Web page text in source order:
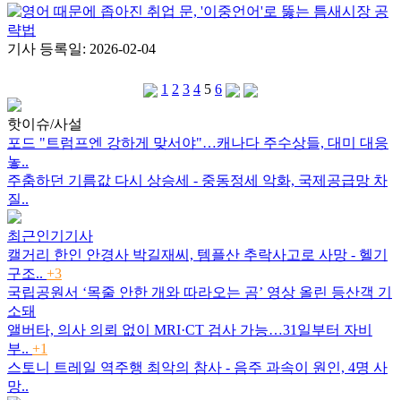
영어 때문에 좁아진 취업 문, '이중언어'로 뚫는 틈새시장 공
략법
기사 등록일: 2026-02-04
1 2 3 4 5 6
핫이슈/사설
포드 "트럼프엔 강하게 맞서야"…캐나다 주수상들, 대미 대응
놓..
주춤하던 기름값 다시 상승세 - 중동정세 악화, 국제공급망 차
질..
최근인기기사
캘거리 한인 안경사 박길재씨, 템플산 추락사고로 사망 - 헬기
구조.. +3
국립공원서 ‘목줄 안한 개와 따라오는 곰’ 영상 올린 등산객 기
소돼
앨버타, 의사 의뢰 없이 MRI·CT 검사 가능…31일부터 자비
부.. +1
스토니 트레일 역주행 최악의 참사 - 음주 과속이 원인, 4명 사
망..